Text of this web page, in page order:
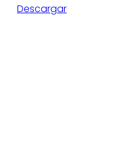
Descargar